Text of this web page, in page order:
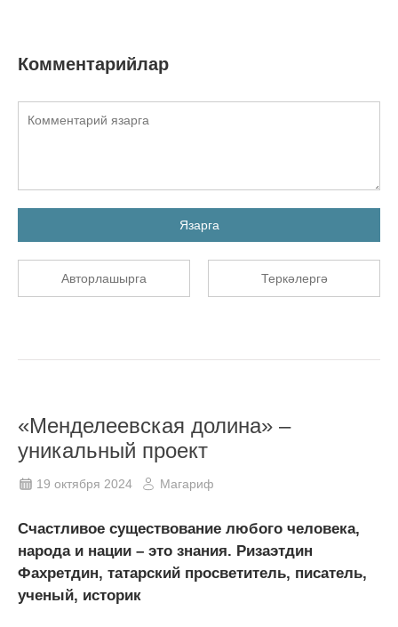
Комментарийлар
Язарга
Авторлашырга Теркәлергә
«Менделеевская долина» –
уникальный проект
19 октября 2024 Магариф
Счастливое существование любого человека,
народа и нации – это знания. Ризаэтдин
Фахретдин, татарский просветитель, писатель,
ученый, историк